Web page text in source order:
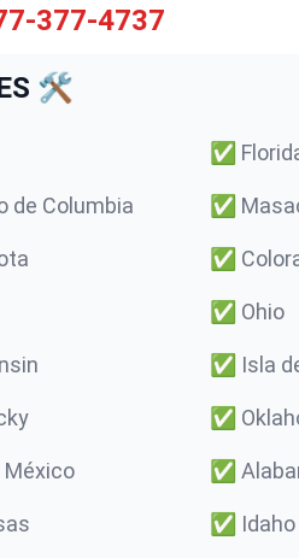
377-4737
🛠️
✅
de Columbia ✅
✅
✅ Ohio
✅ Isla
✅
México ✅
✅ Idaho